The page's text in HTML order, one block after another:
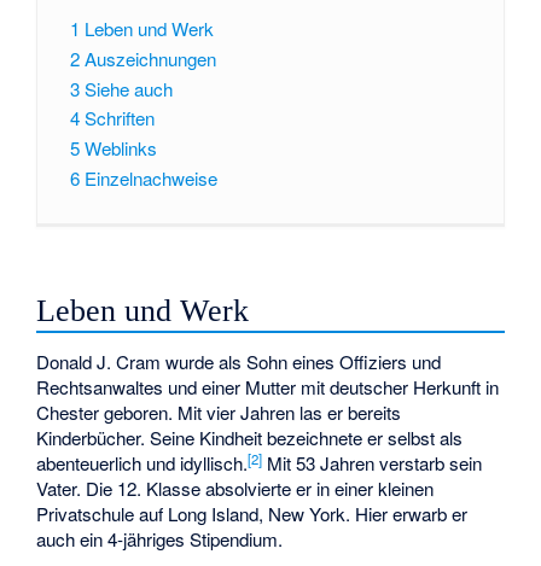
1 Leben und Werk
2Auszeichnungen
3Siehe auch
4Schriften
5Weblinks
6 Einzelnachweise
Leben und Werk
Donald J. Cram wurde als Sohn eines Offiziers und
Rechtsanwaltes und einer Mutter mit deutscher Herkunft in
Chester geboren. Mit vier Jahren las er bereits
Kinderbücher. Seine Kindheit bezeichnete er selbst als
abenteuerlich und idyllisch.[2] Mit 53 Jahren verstarb sein
Vater. Die 12. Klasse absolvierte er in einer kleinen
Privatschule auf Long Island, New York. Hier erwarb er
auch ein 4-jähriges Stipendium.